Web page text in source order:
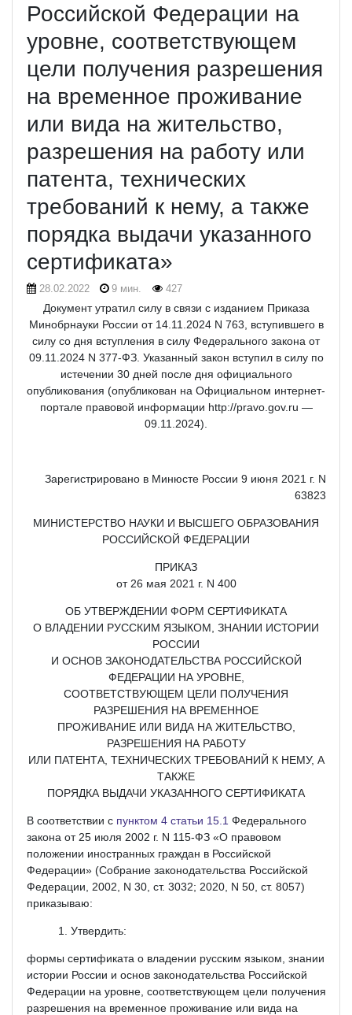
Российской Федерации на
уровне, соответствующем
цели получения разрешения
на временное проживание
или вида на жительство,
разрешения на работу или
патента, технических
требований к нему, а также
порядка выдачи указанного
сертификата»
28.02.2022 9 мин. 427
Документ утратил силу в связи с изданием Приказа
Минобрнауки России от 14.11.2024 N 763, вступившего в
силу со дня вступления в силу Федерального закона от
09.11.2024 N 377-ФЗ. Указанный закон вступил в силу по
истечении 30 дней после дня официального
опубликования (опубликован на Официальном интернет-
портале правовой информации http://pravo.gov.ru —
09.11.2024).
Зарегистрировано в Минюсте России 9 июня 2021 г. N
63823
МИНИСТЕРСТВО НАУКИ И ВЫСШЕГО ОБРАЗОВАНИЯ
РОССИЙСКОЙ ФЕДЕРАЦИИ
ПРИКАЗ
от 26 мая 2021 г. N 400
ОБ УТВЕРЖДЕНИИ ФОРМ СЕРТИФИКАТА
О ВЛАДЕНИИ РУССКИМ ЯЗЫКОМ, ЗНАНИИ ИСТОРИИ
РОССИИ
И ОСНОВ ЗАКОНОДАТЕЛЬСТВА РОССИЙСКОЙ
ФЕДЕРАЦИИ НА УРОВНЕ,
СООТВЕТСТВУЮЩЕМ ЦЕЛИ ПОЛУЧЕНИЯ
РАЗРЕШЕНИЯ НА ВРЕМЕННОЕ
ПРОЖИВАНИЕ ИЛИ ВИДА НА ЖИТЕЛЬСТВО,
РАЗРЕШЕНИЯ НА РАБОТУ
ИЛИ ПАТЕНТА, ТЕХНИЧЕСКИХ ТРЕБОВАНИЙ К НЕМУ, А
ТАКЖЕ
ПОРЯДКА ВЫДАЧИ УКАЗАННОГО СЕРТИФИКАТА
В соответствии с пунктом 4 статьи 15.1 Федерального
закона от 25 июля 2002 г. N 115-ФЗ «О правовом
положении иностранных граждан в Российской
Федерации» (Собрание законодательства Российской
Федерации, 2002, N 30, ст. 3032; 2020, N 50, ст. 8057)
приказываю:
Утвердить:
формы сертификата о владении русским языком, знании
истории России и основ законодательства Российской
Федерации на уровне, соответствующем цели получения
разрешения на временное проживание или вида на